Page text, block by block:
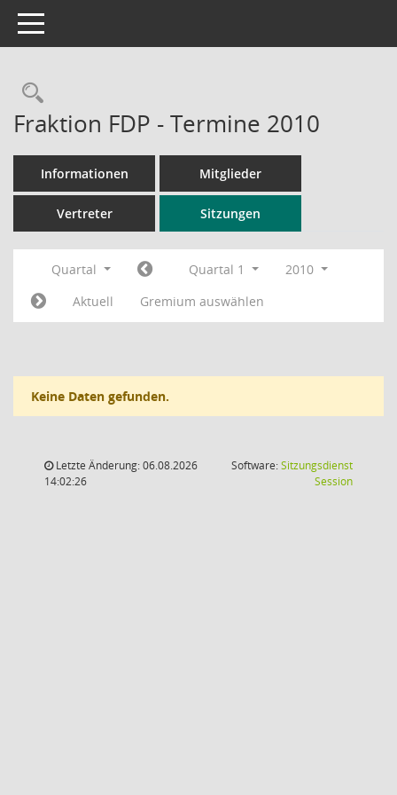
Toggle navigation
Rechercheauswahl
Fraktion FDP - Termine 2010
Informationen Mitglieder
Vertreter Sitzungen
Quartal Quartal 1
2010
Aktuell
Gremium auswählen
Keine Daten gefunden.
Letzte Änderung: 06.08.2026
14:02:26
Software:Sitzungsdienst
Session(Wird in